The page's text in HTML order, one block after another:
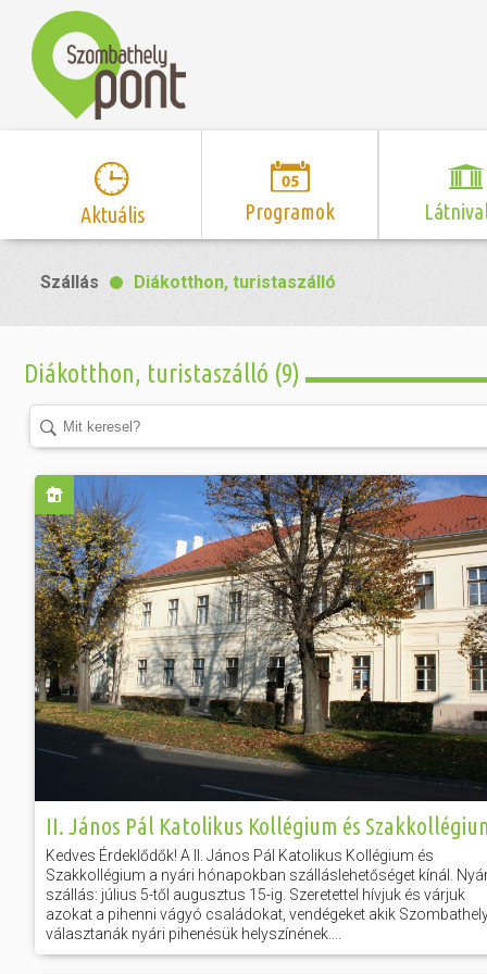
Aktuális Programok
Program naptár
Szent Márton
Mozi
Színház/Tánc
Előadás/Kiállítás
Gyerekeknek
Sport
Buli/Disco
Kiemelt rendezvények
Tanfolyam, képzés
Tábor
Egyházi, vallási
Egyebek
Ünnepek,
megemlékezések
Megyei kitekintő
Zsidó
most
Fák
Víz
Összes
Hírek
Egyéb
Röplabda
Szállás Diákotthon, turistaszálló
Diákotthon, turistaszálló (9)
II. János Pál Katolikus Kollégium és
Kedves Érdeklődők! A II. János Pál Katolikus Kollégium és
Szakkollégium a nyári hónapokban szálláslehetőséget kínál.
szállás: július 5-től augusztus 15-ig. Szeretettel hívjuk és várjuk
azokat a pihenni vágyó családokat, vendégeket akik
választanák nyári pihenésük helyszínének....